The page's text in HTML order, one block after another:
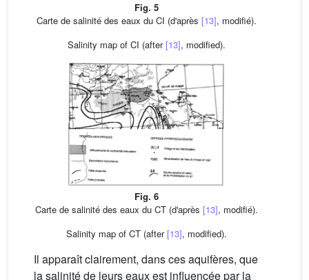
Fig. 5
Carte de salinité des eaux du CI (d'après [13], modifié).
Salinity map of CI (after[13], modified).
Fig. 6
Carte de salinité des eaux du CT (d'après [13], modifié).
Salinity map of CT (after[13], modified).
Il apparaît clairement, dans ces aquifères, que
la salinité de leurs eaux est influencée par la